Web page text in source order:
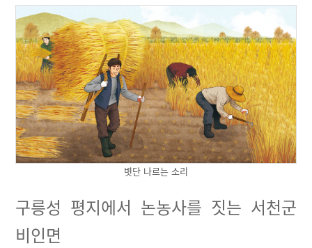
볏단 나르는 소리
구릉성 평지에서 논농사를 짓는 서천군
비인면